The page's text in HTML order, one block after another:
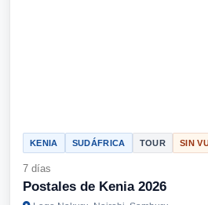
KENIA SUDÁFRICA TOUR SIN
7 días
Postales de Kenia 2026